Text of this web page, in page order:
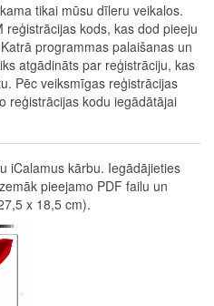
tikai mūsu dīleru veikalos.
reģistrācijas kods, kas dod pieeju
programmas palaišanas un
atgādināts par reģistrāciju, kas
Pēc veiksmīgas reģistrācijas
reģistrācijas kodu iegādātājai
iCalamus kārbu. Iegādājieties
pieejamo PDF failu un
x 18,5 cm).